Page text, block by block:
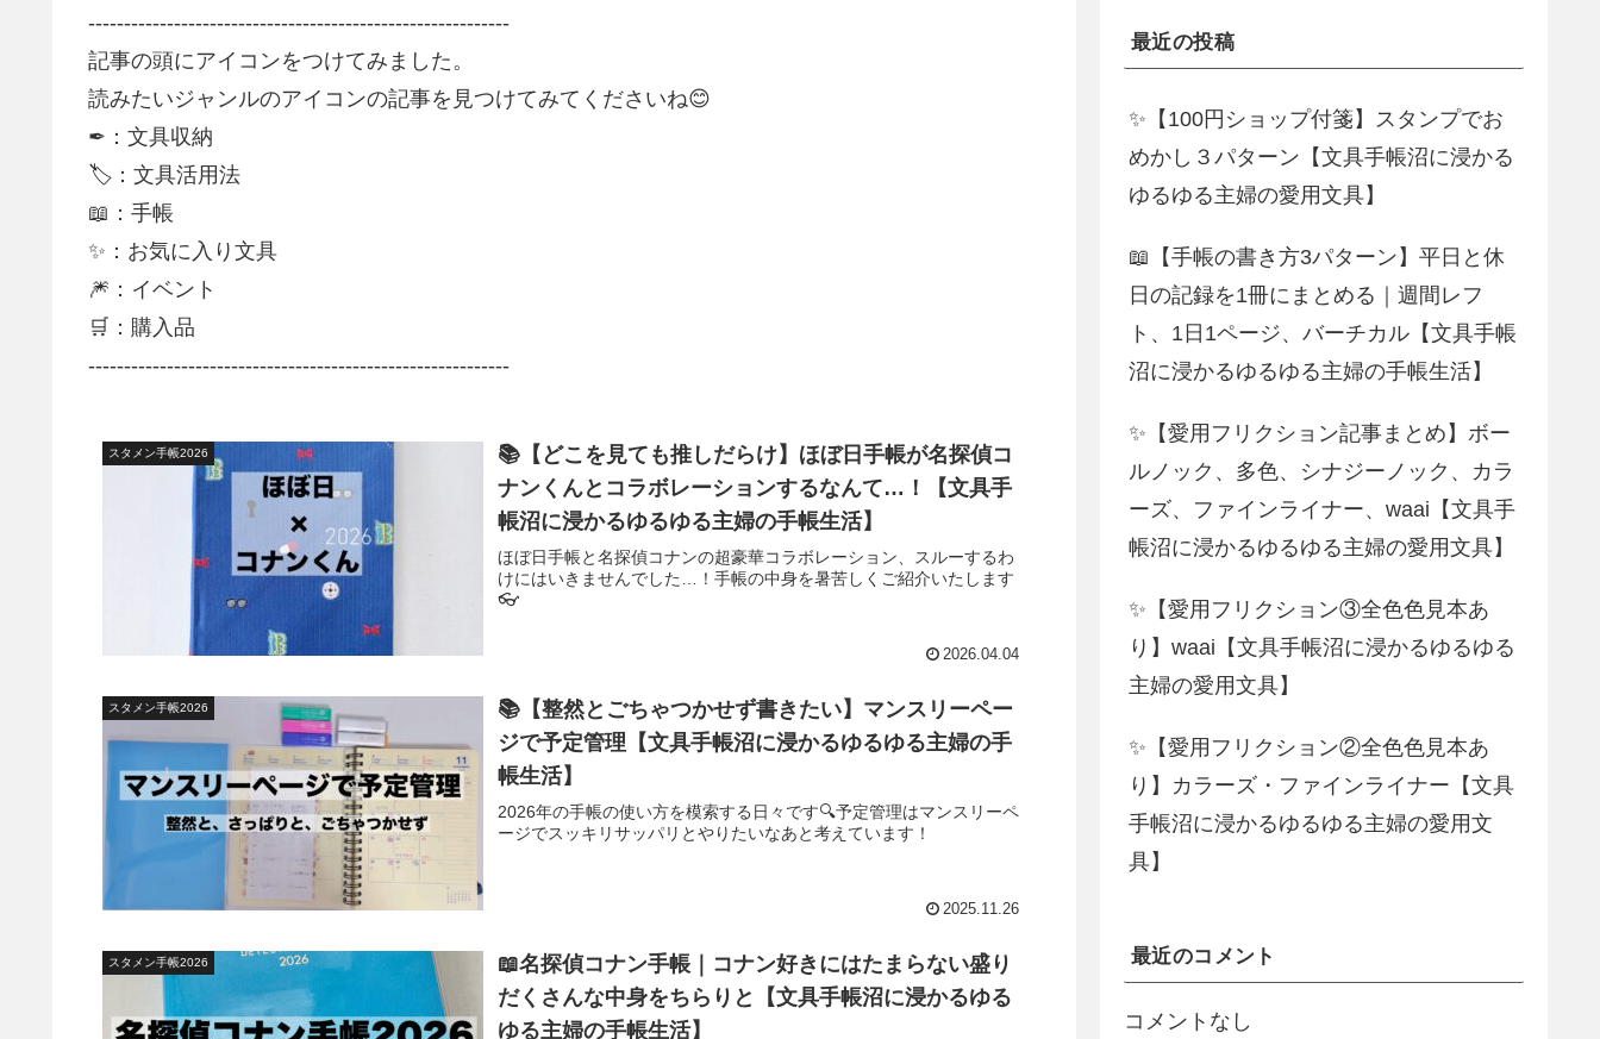
-----------------------------------------------------------
記事の頭にアイコンをつけてみました。
読みたいジャンルのアイコンの記事を見つけてみてくださいね😊
✒：文具収納
🏷：文具活用法
📖：手帳
✨：お気に入り文具
🎆：イベント
🛒：購入品
-----------------------------------------------------------
スタメン手帳2026
📚【どこを見ても推しだらけ】ほぼ日手帳が名探偵コ
ナンくんとコラボレーションするなんて…！【文具手
帳沼に浸かるゆるゆる主婦の手帳生活】
ほぼ日手帳と名探偵コナンの超豪華コラボレーション、スルーするわ
けにはいきませんでした…！手帳の中身を暑苦しくご紹介いたします
👓
2026.04.04
スタメン手帳2026
📚【整然とごちゃつかせず書きたい】マンスリーペー
ジで予定管理【文具手帳沼に浸かるゆるゆる主婦の手
帳生活】
2026年の手帳の使い方を模索する日々です🔍予定管理はマンスリーペ
ージでスッキリサッパリとやりたいなあと考えています！
2025.11.26
スタメン手帳2026
📖名探偵コナン手帳｜コナン好きにはたまらない盛り
だくさんな中身をちらりと【文具手帳沼に浸かるゆる
ゆる主婦の手帳生活】
最近の投稿
✨【100円ショップ付箋】スタンプでお
めかし３パターン【文具手帳沼に浸かる
ゆるゆる主婦の愛用文具】
📖【手帳の書き方3パターン】平日と休
日の記録を1冊にまとめる｜週間レフ
ト、1日1ページ、バーチカル【文具手帳
沼に浸かるゆるゆる主婦の手帳生活】
✨【愛用フリクション記事まとめ】ボー
ルノック、多色、シナジーノック、カラ
ーズ、ファインライナー、waai【文具手
帳沼に浸かるゆるゆる主婦の愛用文具】
✨【愛用フリクション③全色色見本あ
り】waai【文具手帳沼に浸かるゆるゆる
主婦の愛用文具】
✨【愛用フリクション②全色色見本あ
り】カラーズ・ファインライナー【文具
手帳沼に浸かるゆるゆる主婦の愛用文
具】
最近のコメント
コメントなし